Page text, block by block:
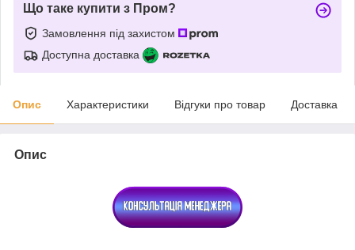
Що таке купити з Пром?
Замовлення під захистом
Доступна доставка
Опис Характеристики Відгуки про товар Доставка
Опис